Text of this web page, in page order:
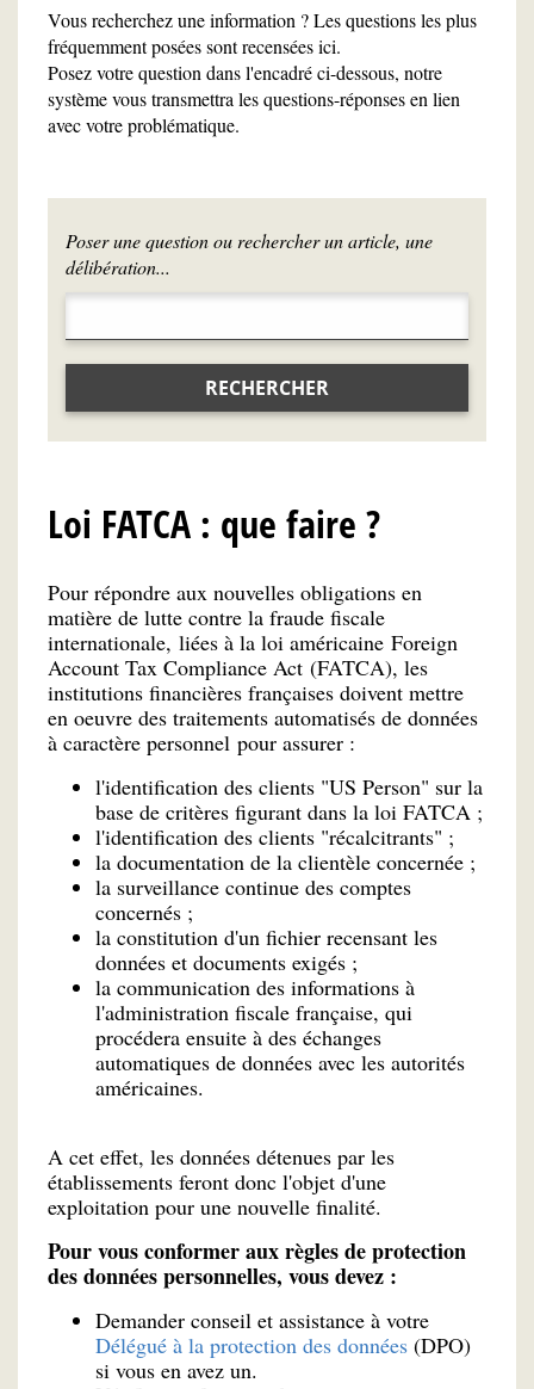
Vous recherchez une information ? Les questions les plus
fréquemment posées sont recensées ici.
Posez votre question dans l'encadré ci-dessous, notre
système vous transmettra les questions-réponses en lien
avec votre problématique.
Poser une question ou rechercher un article, une
délibération...
RECHERCHER
Loi FATCA : que faire ?
Pour répondre aux nouvelles obligations en
matière de lutte contre la fraude fiscale
internationale, liées à la loi américaine Foreign
Account Tax Compliance Act (FATCA), les
institutions financières françaises doivent mettre
en oeuvre des traitements automatisés de données
à caractère personnel pour assurer :
l'identification des clients "US Person" sur la
base de critères figurant dans la loi FATCA ;
l'identification des clients "récalcitrants" ;
la documentation de la clientèle concernée ;
la surveillance continue des comptes
concernés ;
la constitution d'un fichier recensant les
données et documents exigés ;
la communication des informations à
l'administration fiscale française, qui
procédera ensuite à des échanges
automatiques de données avec les autorités
américaines.
A cet effet, les données détenues par les
établissements feront donc l'objet d'une
exploitation pour une nouvelle finalité.
Pour vous conformer aux règles de protection
des données personnelles, vous devez :
Demander conseil et assistance à votre
Délégué à la protection des données (DPO)
si vous en avez un.